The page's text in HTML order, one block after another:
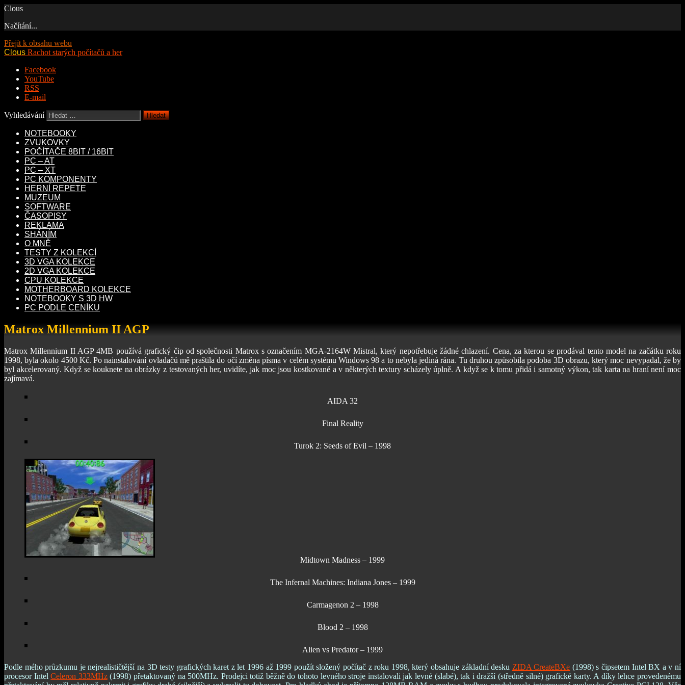
Clous
Načítání...
Přejít k obsahu webu
Clous Rachot starých počítačů a her
Facebook
YouTube
RSS
E-mail
Vyhledávání
NOTEBOOKY
ZVUKOVKY
POČÍTAČE 8BIT / 16BIT
PC – AT
PC – XT
PC KOMPONENTY
HERNÍ REPETE
MUZEUM
SOFTWARE
ČASOPISY
REKLAMA
SHÁNÍM
O MNĚ
TESTY Z KOLEKCÍ
3D VGA KOLEKCE
2D VGA KOLEKCE
CPU KOLEKCE
MOTHERBOARD KOLEKCE
NOTEBOOKY S 3D HW
PC PODLE CENÍKU
Matrox Millennium II AGP
Matrox Millennium II AGP 4MB používá grafický čip od společnosti Matrox s označením MGA-2164W Mistral, který nepotřebuje žádné chlazení. Cena, za kterou se prodával tento model na začátku roku
1998, byla okolo 4500 Kč. Po nainstalování ovladačů mě praštila do očí změna písma v celém systému Windows 98 a to nebyla jediná rána. Tu druhou způsobila podoba 3D obrazu, který moc nevypadal, že by
byl akcelerovaný. Když se kouknete na obrázky z testovaných her, uvidíte, jak moc jsou kostkované a v některých textury scházely úplně. A když se k tomu přidá i samotný výkon, tak karta na hraní není moc
zajímavá.
AIDA 32
Final Reality
Turok 2: Seeds of Evil – 1998
Midtown Madness – 1999
The Infernal Machines: Indiana Jones – 1999
Carmagenon 2 – 1998
Blood 2 – 1998
Alien vs Predator – 1999
Podle mého průzkumu je nejrealističtější na 3D testy grafických karet z let 1996 až 1999 použít složený počítač z roku 1998, který obsahuje základní desku ZIDA CreateBXe (1998) s čipsetem Intel BX a v ní
procesor Intel Celeron 333MHz (1998) přetaktovaný na 500MHz. Prodejci totiž běžně do tohoto levného stroje instalovali jak levné (slabé), tak i dražší (středně silné) grafické karty. A díky lehce provedenému